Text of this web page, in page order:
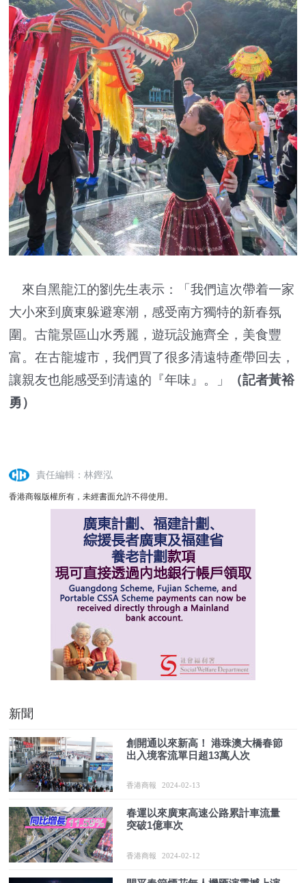
來自黑龍江的劉先生表示：「我們這次帶着一家
大小來到廣東躲避寒潮，感受南方獨特的新春氛
圍。古龍景區山水秀麗，遊玩設施齊全，美食豐
富。在古龍墟市，我們買了很多清遠特產帶回去，
讓親友也能感受到清遠的『年味』。」
（記者黃裕
勇）
責任編輯：林鏗泓
香港商報版權所有，未經書面允許不得使用。
新聞
創開通以來新高！ 港珠澳大橋春節
出入境客流單日超13萬人次
香港商報 2024-02-13
春運以來廣東高速公路累計車流量
突破1億車次
香港商報 2024-02-12